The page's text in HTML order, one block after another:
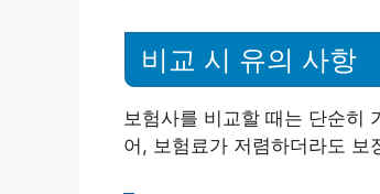
비교 시 유의 사항
보험사를 비교할 때는 단순히
어, 보험료가 저렴하더라도 보